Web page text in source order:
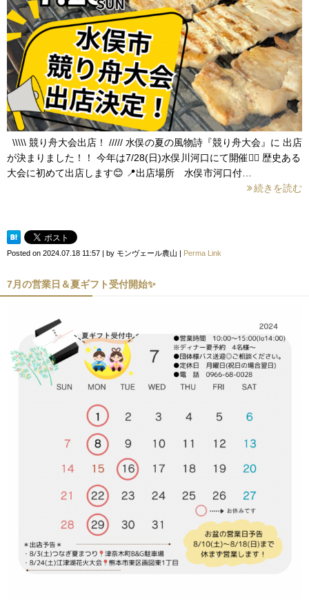
\\\\\ 競り舟大会出店！ ///// 水俣の夏の風物詩『競り舟大会』に 出店
が決まりました！！ 今年は7/28(日)水俣川河口にて開催🚣‍♀️ 歴史ある
大会に初めて出店します😊 📍出店場所 水俣市河口付…
続きを読む
Posted on 2024.07.18 11:57 | by モンヴェール農山 | Perma Link
7月の営業日＆夏ギフト受付開始✨